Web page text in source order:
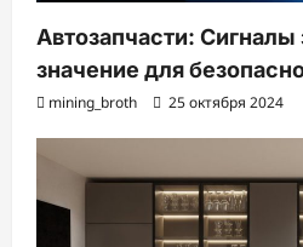
Автозапчасти: Сигналы
значение для
mining_broth 25 октября 2024